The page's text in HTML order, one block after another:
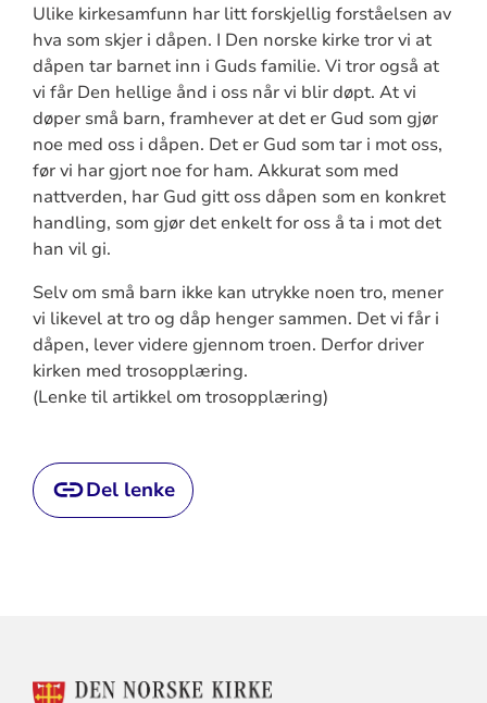
Ulike kirkesamfunn har litt forskjellig forståelsen av
hva som skjer i dåpen. I Den norske kirke tror vi at
dåpen tar barnet inn i Guds familie. Vi tror også at
vi får Den hellige ånd i oss når vi blir døpt. At vi
døper små barn, framhever at det er Gud som gjør
noe med oss i dåpen. Det er Gud som tar i mot oss,
før vi har gjort noe for ham. Akkurat som med
nattverden, har Gud gitt oss dåpen som en konkret
handling, som gjør det enkelt for oss å ta i mot det
han vil gi.
Selv om små barn ikke kan utrykke noen tro, mener
vi likevel at tro og dåp henger sammen. Det vi får i
dåpen, lever videre gjennom troen. Derfor driver
kirken med trosopplæring.
(Lenke til artikkel om trosopplæring)
Del lenke
KONTAKTINFORMASJON